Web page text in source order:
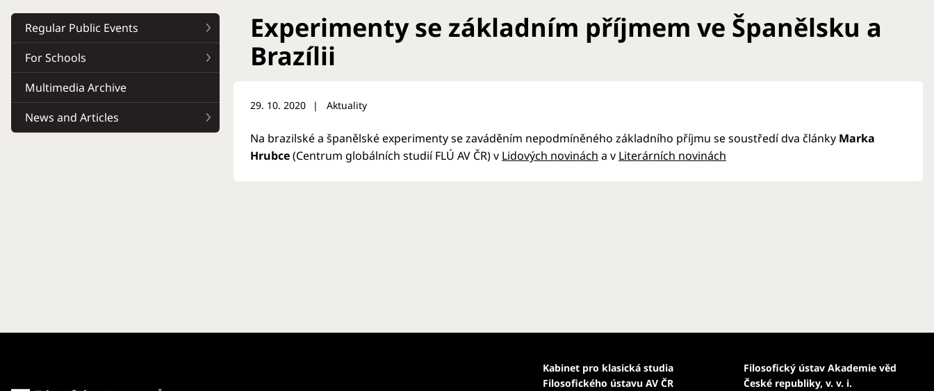
Regular Public Events
For Schools
Multimedia Archive
News and Articles
Experimenty se základním příjmem ve Španělsku a
Brazílii
29. 10. 2020 Aktuality
Na brazilské a španělské experimenty se zaváděním nepodmíněného základního příjmu se soustředí dva články Marka
Hrubce(Centrum globálních studií FLÚ AV ČR) v Lidových novinách a v Literárních novinách
Kabinet pro klasická studia
Filosofického ústavu AV ČR
Filosofický ústav Akademie věd
České republiky, v. v. i.